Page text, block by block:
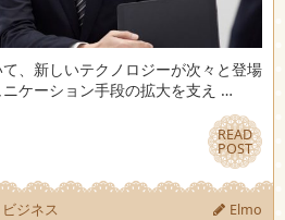
、新しいテクノロジーが次々と登場
ケーション手段の拡大を支え …
READ
POST
READ
POST
ビジネス Elmo